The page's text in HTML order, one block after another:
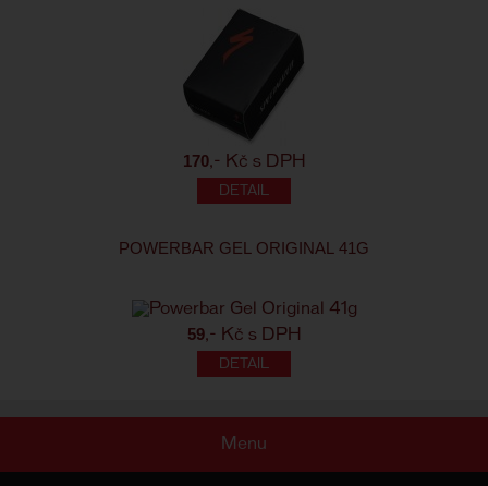
170,- Kč s DPH
POWERBAR GEL ORIGINAL 41G
59,- Kč s DPH
Menu